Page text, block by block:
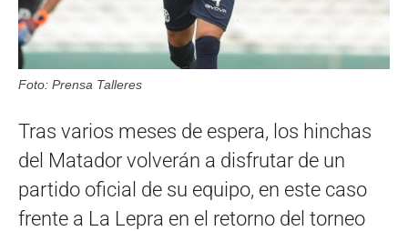
Foto: Prensa Talleres
Tras varios meses de espera, los hinchas
del Matador volverán a disfrutar de un
partido oficial de su equipo, en este caso
frente a La Lepra en el retorno del torneo